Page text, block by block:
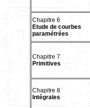
Chapitre 6
Etude de courbes
paramétrées
Chapitre 7
Primitives
Chapitre 8
Intégrales